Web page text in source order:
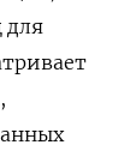
для